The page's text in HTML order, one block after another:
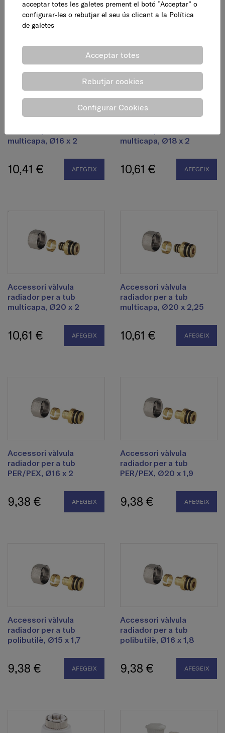
AFEGEIX AFEGEIX
Accessori vàlvula
multicapa, Ø16 x 2
10,41 € AFEGEIX
Accessori vàlvula
multicapa, Ø18 x 2
10,61 € AFEGEIX
Accessori vàlvula
radiador per a tub
multicapa, Ø20 x 2
10,61 € AFEGEIX
Accessori vàlvula
radiador per a tub
multicapa, Ø20 x 2,25
10,61 € AFEGEIX
Accessori vàlvula
radiador per a tub
PER/PEX, Ø16 x 2
9,38 € AFEGEIX
Accessori vàlvula
radiador per a tub
PER/PEX, Ø20 x 1,9
9,38 € AFEGEIX
Accessori vàlvula
radiador per a tub
polibutilè, Ø15 x 1,7
9,38 € AFEGEIX
Accessori vàlvula
radiador per a tub
polibutilè, Ø16 x 1,8
9,38 € AFEGEIX
acceptar totes les galetes prement el botó ”Acceptar” o
configurar-les o rebutjar el seu ús clicant a la Política
de galetes
Acceptar totes
Rebutjar cookies
Configurar Cookies